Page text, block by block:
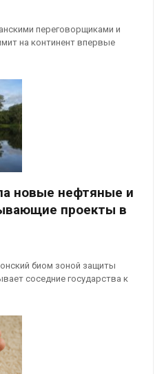
переговорщиками и
на континент впервые
новые нефтяные и
проекты в
биом зоной защиты
соседние государства к